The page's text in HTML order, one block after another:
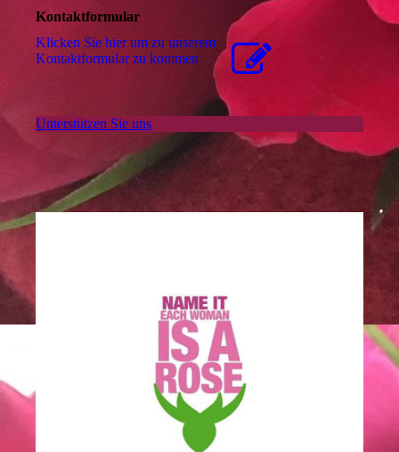
Kontaktformular
Klicken Sie hier um zu unserem
Kon­takt­for­mu­lar zu kommen
Unterstützen Sie uns